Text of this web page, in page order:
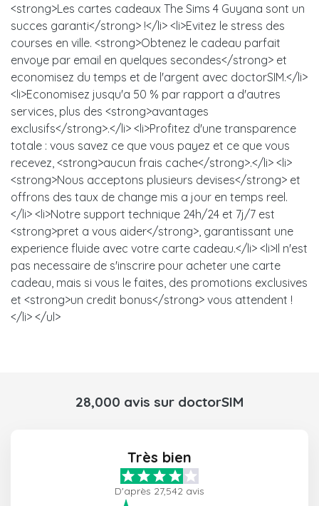
<strong>Les cartes cadeaux The Sims 4 Guyana sont un
succes garanti</strong> !</li> <li>Evitez le stress des
courses en ville. <strong>Obtenez le cadeau parfait
envoye par email en quelques secondes</strong> et
economisez du temps et de l'argent avec doctorSIM.</li>
<li>Economisez jusqu'a 50 % par rapport a d'autres
services, plus des <strong>avantages
exclusifs</strong>.</li> <li>Profitez d'une transparence
totale : vous savez ce que vous payez et ce que vous
recevez, <strong>aucun frais cache</strong>.</li> <li>
<strong>Nous acceptons plusieurs devises</strong> et
offrons des taux de change mis a jour en temps reel.
</li> <li>Notre support technique 24h/24 et 7j/7 est
<strong>pret a vous aider</strong>, garantissant une
experience fluide avec votre carte cadeau.</li> <li>Il n'est
pas necessaire de s'inscrire pour acheter une carte
cadeau, mais si vous le faites, des promotions exclusives
et <strong>un credit bonus</strong> vous attendent !
</li> </ul>
28,000 avis sur doctorSIM
Très bien
D'après 27,542 avis